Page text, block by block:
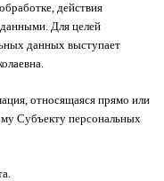
действия
Для целей
данных выступает
относящаяся прямо или
Субъекту персональных